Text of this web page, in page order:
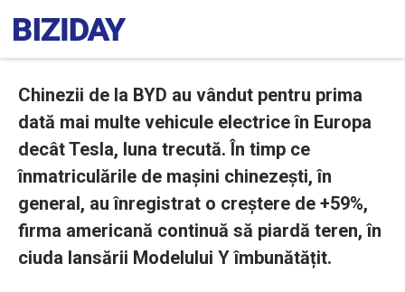
Chinezii de la BYD au vândut pentru prima
dată mai multe vehicule electrice în Europa
decât Tesla, luna trecută. În timp ce
înmatriculările de mașini chinezești, în
general, au înregistrat o creștere de +59%,
firma americană continuă să piardă teren, în
ciuda lansării Modelului Y îmbunătățit.